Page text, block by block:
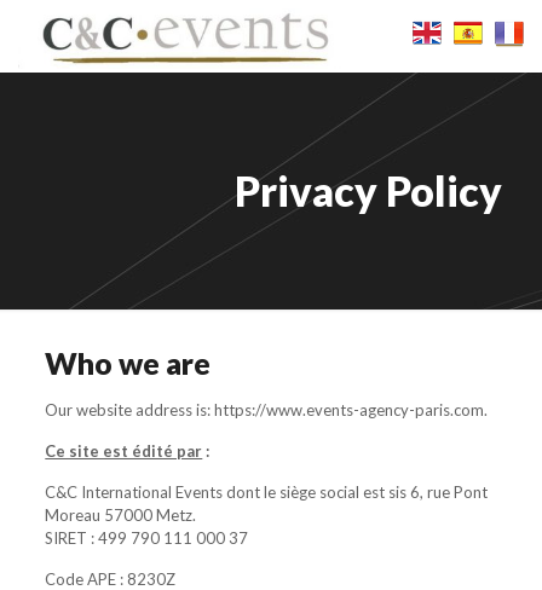
Privacy Policy
Who we are
Our website address is: https://www.events-agency-paris.com.
Ce site est édité par :
C&C International Events dont le siège social est sis 6, rue Pont
Moreau 57000 Metz.
SIRET : 499 790 111 000 37
Code APE : 8230Z